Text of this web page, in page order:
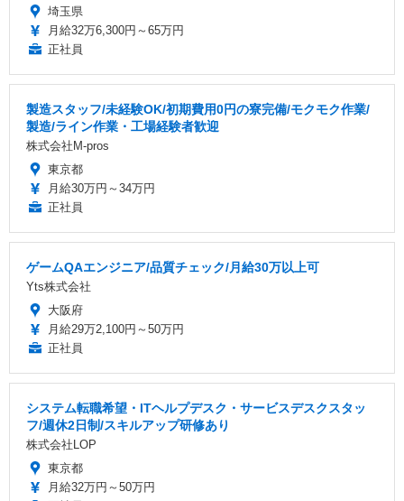
埼玉県
月給32万6,300円～65万円
正社員
製造スタッフ/未経験OK/初期費用0円の寮完備/モクモク作業/
製造/ライン作業・工場経験者歓迎
株式会社M-pros
東京都
月給30万円～34万円
正社員
ゲームQAエンジニア/品質チェック/月給30万以上可
Yts株式会社
大阪府
月給29万2,100円～50万円
正社員
システム転職希望・ITヘルプデスク・サービスデスクスタッ
フ/週休2日制/スキルアップ研修あり
株式会社LOP
東京都
月給32万円～50万円